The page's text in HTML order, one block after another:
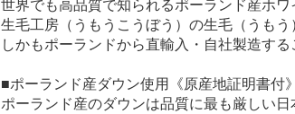
世界でも高品質で知られるポーランド産ホワ
生毛工房（うもうこうぼう）の生毛（うも
しかもポーランドから直輸入・自社製造す
■ポーランド産ダウン使用《原産地証明書付》
ポーランド産のダウンは品質に最も厳しい